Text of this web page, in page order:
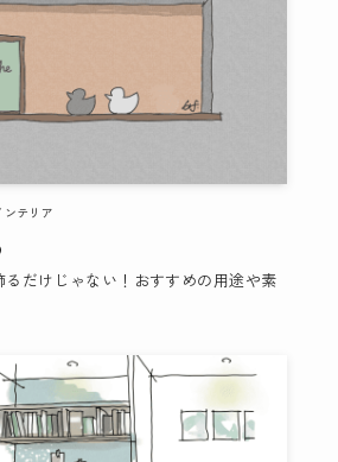
だけじゃない！おすすめの用途や素
ンテリア